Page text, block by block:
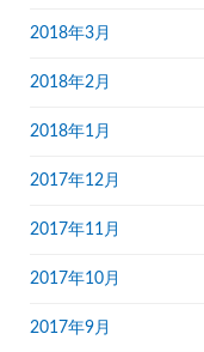
2018年3月
2018年2月
2018年1月
2017年12月
2017年11月
2017年10月
2017年9月